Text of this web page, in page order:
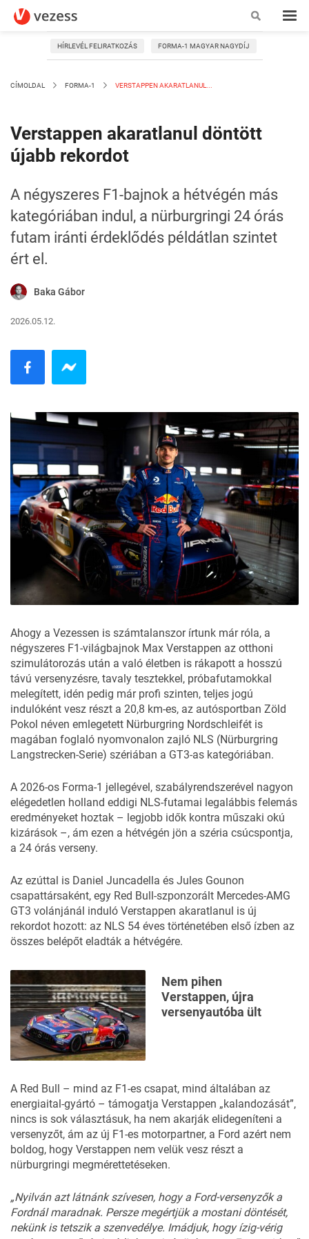
HÍRLEVÉL FELIRATKOZÁS FORMA-1 MAGYAR NAGYDÍJ
CÍMOLDAL FORMA-1 VERSTAPPEN AKARATLANUL...
Verstappen akaratlanul döntött
újabb rekordot
A négyszeres F1-bajnok a hétvégén más
kategóriában indul, a nürburgringi 24 órás
futam iránti érdeklődés példátlan szintet
ért el.
Baka Gábor
2026.05.12.
Ahogy a Vezessen is számtalanszor írtunk már róla, a
négyszeres F1-világbajnok Max Verstappen az otthoni
szimulátorozás után a való életben is rákapott a hosszú
távú versenyzésre, tavaly tesztekkel, próbafutamokkal
melegített, idén pedig már profi szinten, teljes jogú
indulóként vesz részt a 20,8 km-es, az autósportban Zöld
Pokol néven emlegetett Nürburgring Nordschleifét is
magában foglaló nyomvonalon zajló NLS (Nürburgring
Langstrecken-Serie) szériában a GT3-as kategóriában.
A 2026-os Forma-1 jellegével, szabályrendszerével nagyon
elégedetlen holland eddigi NLS-futamai legalábbis felemás
eredményeket hoztak – legjobb idők kontra műszaki okú
kizárások –, ám ezen a hétvégén jön a széria csúcspontja,
a 24 órás verseny.
Az ezúttal is Daniel Juncadella és Jules Gounon
csapattársaként, egy Red Bull-szponzorált Mercedes-AMG
GT3 volánjánál induló Verstappen akaratlanul is új
rekordot hozott: az NLS 54 éves történetében első ízben az
összes belépőt eladták a hétvégére.
Nem pihen
Verstappen, újra
versenyautóba ült
A Red Bull – mind az F1-es csapat, mind általában az
energiaital-gyártó – támogatja Verstappen „kalandozását”,
nincs is sok választásuk, ha nem akarják elidegeníteni a
versenyzőt, ám az új F1-es motorpartner, a Ford azért nem
boldog, hogy Verstappen nem velük vesz részt a
nürburgringi megmérettetéseken.
„Nyilván azt látnánk szívesen, hogy a Ford-versenyzők a
Fordnál maradnak. Persze megértjük a mostani döntését,
nekünk is tetszik a szenvedélye. Imádjuk, hogy ízig-vérig